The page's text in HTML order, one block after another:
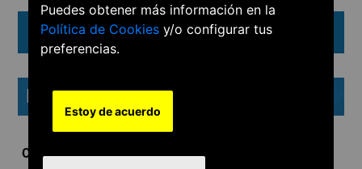
Puedes obtener más información en la
Política de Cookies y/o configurar tus
preferencias.
Estoy de acuerdo
Menú
Productos etiquetados con 'ucm'
Ordenar por